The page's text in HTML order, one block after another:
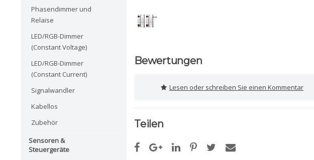
Phasendimmer und
Relaise
LED/RGB-Dimmer
(Constant Voltage)
LED/RGB-Dimmer
(Constant Current)
Signalwandler
Kabellos
Zubehör
Sensoren &
Steuergeräte
Bewertungen
Lesen oder schreiben Sie einen Kommentar
Teilen